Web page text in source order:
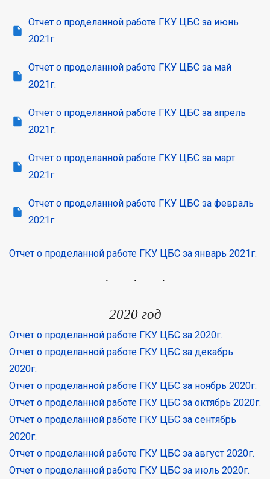
Отчет о проделанной работе ГКУ ЦБС за июнь
2021г.
Отчет о проделанной работе ГКУ ЦБС за май
2021г.
Отчет о проделанной работе ГКУ ЦБС за апрель
2021г.
Отчет о проделанной работе ГКУ ЦБС за март
2021г.
Отчет о проделанной работе ГКУ ЦБС за февраль
2021г.
Отчет о проделанной работе ГКУ ЦБС за январь 2021г.
2020 год
Отчет о проделанной работе ГКУ ЦБС за 2020г.
Отчет о проделанной работе ГКУ ЦБС за декабрь
2020г.
Отчет о проделанной работе ГКУ ЦБС за ноябрь 2020г.
Отчет о проделанной работе ГКУ ЦБС за октябрь 2020г.
Отчет о проделанной работе ГКУ ЦБС за сентябрь
2020г.
Отчет о проделанной работе ГКУ ЦБС за август 2020г.
Отчет о проделанной работе ГКУ ЦБС за июль 2020г.